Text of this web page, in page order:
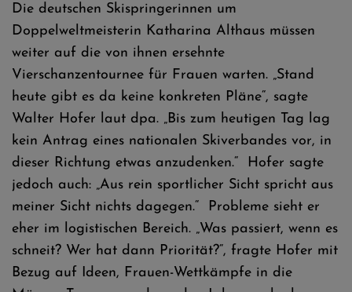
Die deutschen Skispringerinnen um
Doppelweltmeisterin Katharina Althaus müssen
weiter auf die von ihnen ersehnte
Vierschanzentournee für Frauen warten. „Stand
heute gibt es da keine konkreten Pläne“, sagte
Walter Hofer laut dpa. „Bis zum heutigen Tag lag
kein Antrag eines nationalen Skiverbandes vor, in
dieser Richtung etwas anzudenken.“ Hofer sagte
jedoch auch: „Aus rein sportlicher Sicht spricht aus
meiner Sicht nichts dagegen.“ Probleme sieht er
eher im logistischen Bereich. „Was passiert, wenn es
schneit? Wer hat dann Priorität?“, fragte Hofer mit
Bezug auf Ideen, Frauen-Wettkämpfe in die